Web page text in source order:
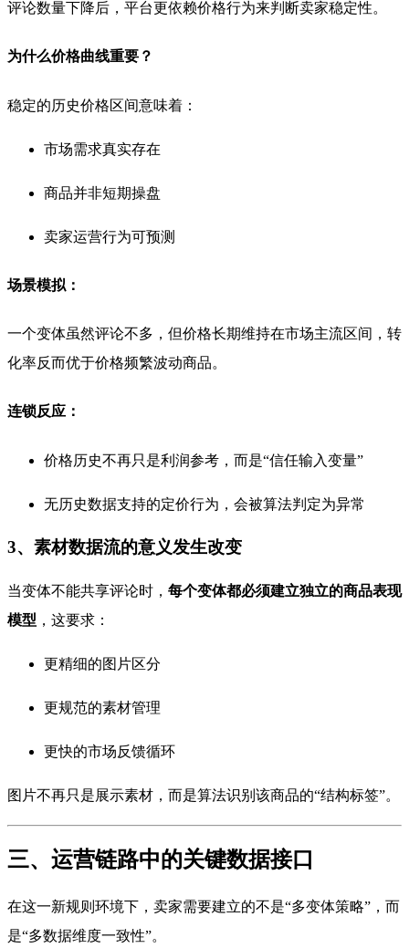
评论数量下降后，平台更依赖价格行为来判断卖家稳定性。
为什么价格曲线重要？
稳定的历史价格区间意味着：
市场需求真实存在
商品并非短期操盘
卖家运营行为可预测
场景模拟：
一个变体虽然评论不多，但价格长期维持在市场主流区间，转
化率反而优于价格频繁波动商品。
连锁反应：
价格历史不再只是利润参考，而是“信任输入变量”
无历史数据支持的定价行为，会被算法判定为异常
3、素材数据流的意义发生改变
当变体不能共享评论时， 每个变体都必须建立独立的商品表现
模型 ，这要求：
更精细的图片区分
更规范的素材管理
更快的市场反馈循环
图片不再只是展示素材，而是算法识别该商品的“结构标签”。
三、运营链路中的关键数据接口
在这一新规则环境下，卖家需要建立的不是“多变体策略”，而
是“多数据维度一致性”。